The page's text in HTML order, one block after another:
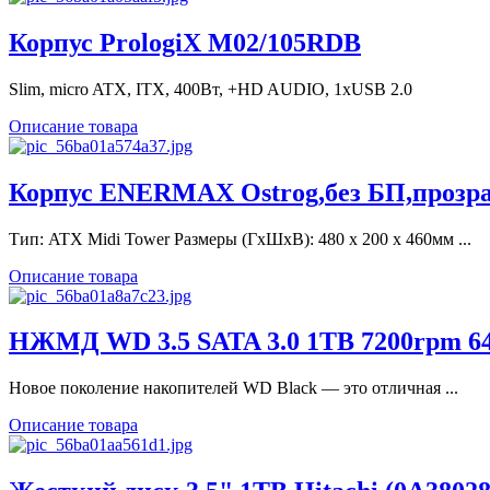
Корпус PrologiX M02/105RDB
Slim, micro ATX, ITX, 400Вт, +HD AUDIO, 1xUSB 2.0
Описание товара
Корпус ENERMAX Ostrog,без
Тип: ATX Midi Tower Размеры (ГхШхВ): 480 x 200 x 460мм ...
Описание товара
НЖМД WD 3.5 SATA 3.0 1TB 7200rpm
Новое поколение накопителей WD Black — это отличная ...
Описание товара